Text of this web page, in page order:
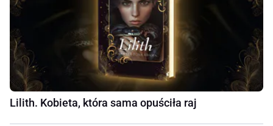
Lilith. Kobieta, która sama opuściła raj